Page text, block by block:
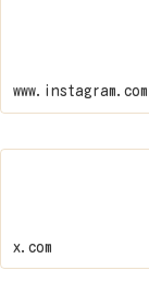
www.instagram.com
x.com